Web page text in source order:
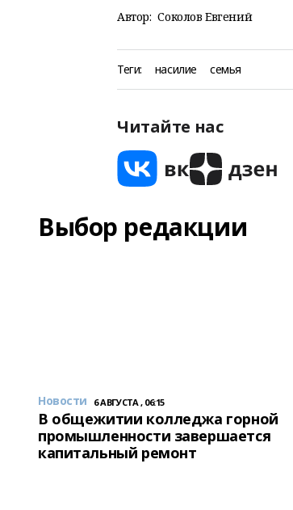
Автор: Соколов Евгений
Теги: насилие семья
Читайте нас
Выбор редакции
Новости 6 АВГУСТА , 06:15
В общежитии колледжа горной
промышленности завершается
капитальный ремонт